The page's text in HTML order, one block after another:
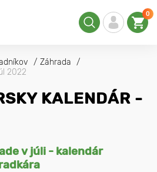
0
Záhrada
2022
KALENDÁR -
v júli - kalendár